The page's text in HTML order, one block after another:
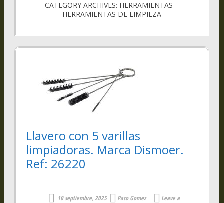
CATEGORY ARCHIVES: HERRAMIENTAS –
HERRAMIENTAS DE LIMPIEZA
Llavero con 5 varillas
limpiadoras. Marca Dismoer.
Ref: 26220
10 septiembre, 2025 Paco Gomez
Leave a